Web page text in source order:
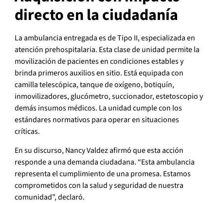
directo en la ciudadanía
La ambulancia entregada es de Tipo II, especializada en
atención prehospitalaria. Esta clase de unidad permite la
movilización de pacientes en condiciones estables y
brinda primeros auxilios en sitio. Está equipada con
camilla telescópica, tanque de oxígeno, botiquín,
inmovilizadores, glucómetro, succionador, estetoscopio y
demás insumos médicos. La unidad cumple con los
estándares normativos para operar en situaciones
críticas.
En su discurso, Nancy Valdez afirmó que esta acción
responde a una demanda ciudadana. “Esta ambulancia
representa el cumplimiento de una promesa. Estamos
comprometidos con la salud y seguridad de nuestra
comunidad”, declaró.